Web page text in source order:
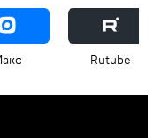
Rutube